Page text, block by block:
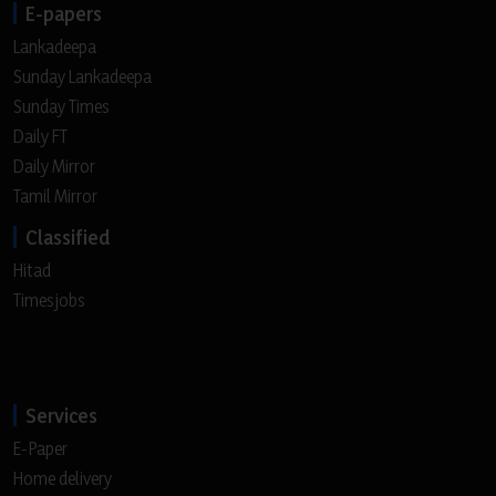
E-papers
Lankadeepa
Sunday Lankadeepa
Sunday Times
Daily FT
Daily Mirror
Tamil Mirror
Classified
Hitad
Timesjobs
Services
E-Paper
Home delivery